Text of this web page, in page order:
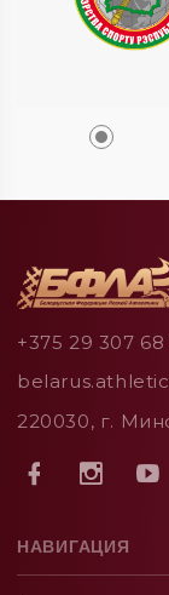
+375 29 307 68
220030, г.
НАВИГАЦИЯ